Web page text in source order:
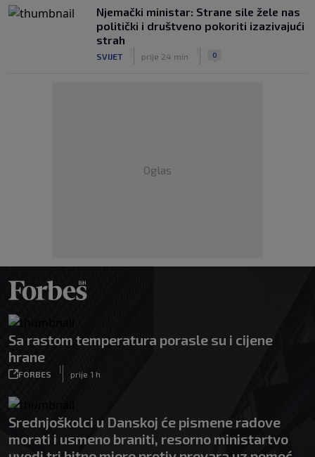
Njemački ministar: Strane sile žele nas
politički i društveno pokoriti izazivajući
strah
SVIJET prije 24 min 0
Oglas
Sa rastom temperatura porasle su i cijene
hrane
FORBES
|
prije 1 h
Srednjoškolci u Danskoj će pismene radove
morati i usmeno braniti, resorno ministartvo